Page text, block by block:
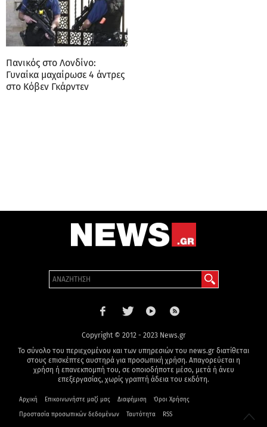
Πανικός στο Λονδίνο:
Γυναίκα μαχαίρωσε 4 άντρες
στο Κόβεν Γκάρντεν
Copyright © 2012 - 2023 News.gr
Το σύνολο του περιεχομένου και των υπηρεσιών του news.gr διατίθεται
στους επισκέπτες αυστηρά για προσωπική χρήση. Απαγορεύεται η
χρήση ή επανεκπομπή του, σε οποιοδήποτε μέσο, μετά ή άνευ
επεξεργασίας, χωρίς γραπτή άδεια του εκδότη.
Αρχική Επικοινωνήστε μαζί μας Διαφήμιση Όροι Χρήσης
Προστασία προσωπικών δεδομένων Ταυτότητα RSS